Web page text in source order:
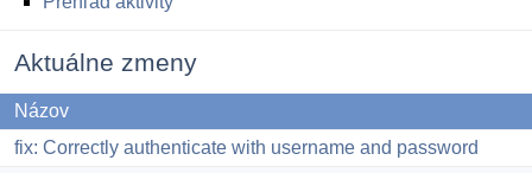
Aktuálne zmeny
Názov
fix: Correctly authenticate with username and password